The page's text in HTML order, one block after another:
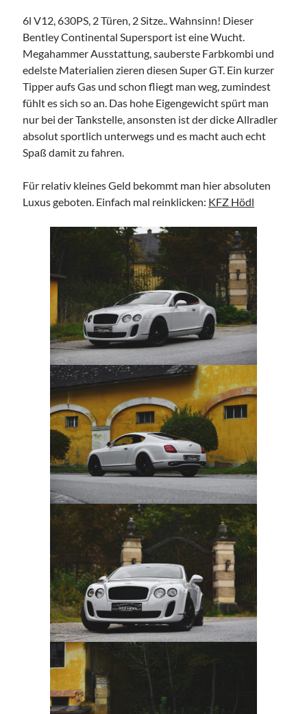
9px webdesign
6l V12, 630PS, 2 Türen, 2 Sitze.. Wahnsinn! Dieser
Bentley Continental Supersport ist eine Wucht.
Megahammer Ausstattung, sauberste Farbkombi und
edelste Materialien zieren diesen Super GT. Ein kurzer
Tipper aufs Gas und schon fliegt man weg, zumindest
fühlt es sich so an. Das hohe Eigengewicht spürt man
nur bei der Tankstelle, ansonsten ist der dicke Allradler
absolut sportlich unterwegs und es macht auch echt
Spaß damit zu fahren.
Für relativ kleines Geld bekommt man hier absoluten
Luxus geboten. Einfach mal reinklicken: KFZ Hödl